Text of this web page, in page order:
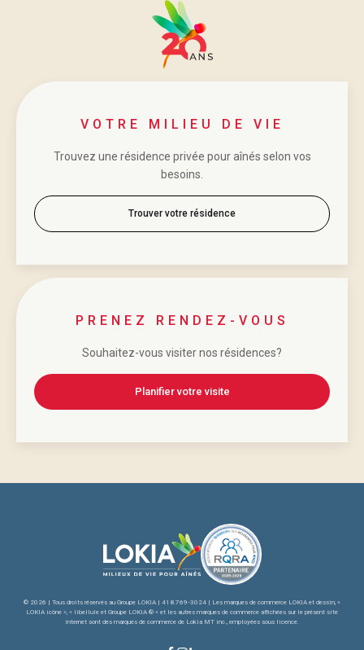
VOTRE MILIEU DE VIE
Trouvez une résidence privée pour aînés selon vos
besoins.
Trouver votre résidence
PRENEZ RENDEZ-VOUS
Souhaitez-vous visiter nos résidences?
Planifier votre visite
© 2026 | Tous droits réservés au Groupe LOKIA | 418.769-3024 | Les marques de commerce LOKIA et dessin, «
LOKIA icône », « libellule et Groupe LOKIA ® » et les autres marques de commerce affichées sur le présent site
internet sont des marques de commerce de Lokia MT inc., employées sous licence.